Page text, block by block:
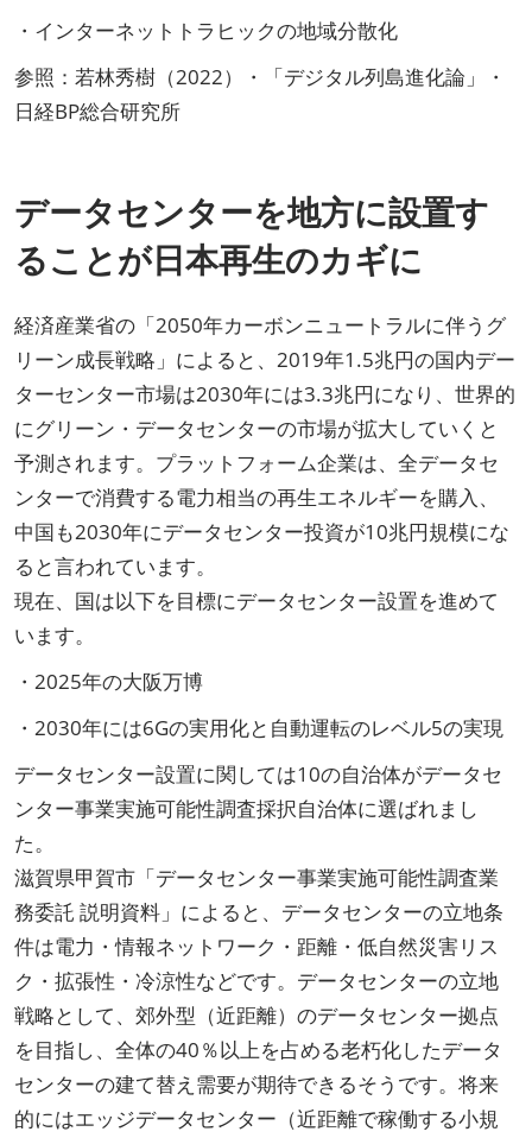
・インターネットトラヒックの地域分散化
参照：若林秀樹（2022）・「デジタル列島進化論」・
日経BP総合研究所
データセンターを地方に設置す
ることが日本再生のカギに
経済産業省の「2050年カーボンニュートラルに伴うグ
リーン成長戦略」によると、2019年1.5兆円の国内デー
ターセンター市場は2030年には3.3兆円になり、世界的
にグリーン・データセンターの市場が拡大していくと
予測されます。プラットフォーム企業は、全データセ
ンターで消費する電力相当の再生エネルギーを購入、
中国も2030年にデータセンター投資が10兆円規模にな
ると言われています。
現在、国は以下を目標にデータセンター設置を進めて
います。
・2025年の大阪万博
・2030年には6Gの実用化と自動運転のレベル5の実現
データセンター設置に関しては10の自治体がデータセ
ンター事業実施可能性調査採択自治体に選ばれまし
た。
滋賀県甲賀市「データセンター事業実施可能性調査業
務委託 説明資料」によると、データセンターの立地条
件は電力・情報ネットワーク・距離・低自然災害リス
ク・拡張性・冷涼性などです。データセンターの立地
戦略として、郊外型（近距離）のデータセンター拠点
を目指し、全体の40％以上を占める老朽化したデータ
センターの建て替え需要が期待できるそうです。将来
的にはエッジデータセンター（近距離で稼働する小規